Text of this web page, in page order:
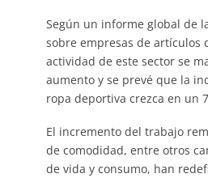
Según un informe global de
sobre empresas de artículos
actividad de este sector se
aumento y se prevé que la
ropa deportiva crezca en un
El incremento del trabajo
de comodidad, entre otros
de vida y consumo, han